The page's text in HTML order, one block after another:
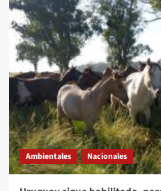
Ambientales Nacionales